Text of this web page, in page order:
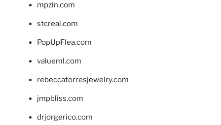
mpzin.com
stcreal.com
PopUpFlea.com
valueml.com
rebeccatorresjewelry.com
jmpbliss.com
drjorgerico.com